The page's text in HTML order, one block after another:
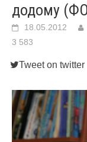
додому
18.05.2012
3 583
Tweet on twitter